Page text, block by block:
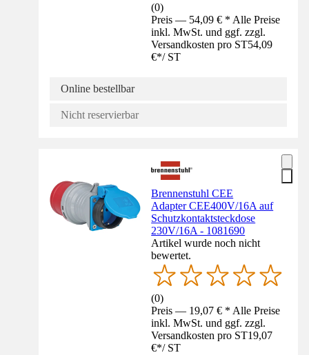
(0)
Preis — 54,09 € * Alle Preise
inkl. MwSt. und ggf. zzgl.
Versandkosten pro ST54,09
€*/ ST
Online bestellbar
Nicht reservierbar
Brennenstuhl CEE
Adapter CEE400V/16A auf
Schutzkontaktsteckdose
230V/16A - 1081690
Artikel wurde noch nicht
bewertet.
(0)
Preis — 19,07 € * Alle Preise
inkl. MwSt. und ggf. zzgl.
Versandkosten pro ST19,07
€*/ ST